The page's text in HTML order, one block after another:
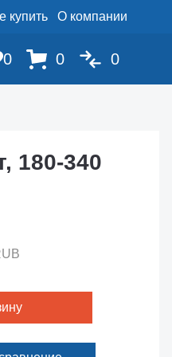
купить О компании
0 0 0
180-340